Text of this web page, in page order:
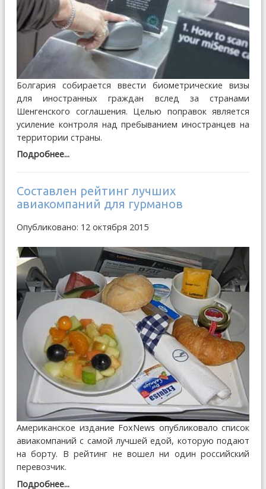
Болгария собирается ввести биометрические визы
для иностранных граждан вслед за странами
Шенгенского соглашения. Целью поправок является
усиление контроля над пребыванием иностранцев на
территории страны.
Подробнее...
Составлен рейтинг лучших
авиакомпаний для гурманов
Опубликовано: 12 октября 2015
Американское издание FoxNews опубликовало список
авиакомпаний с самой лучшей едой, которую подают
на борту. В рейтинг не вошел ни один российский
перевозчик.
Подробнее...